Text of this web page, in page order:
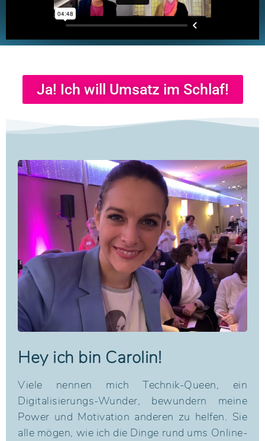
Ja! Ich will Umsatz im Schlaf!
Hey ich bin Carolin!
Viele nennen mich Technik-Queen, ein
Digitalisierungs-Wunder, bewundern meine
Power und Motivation anderen zu helfen. Sie
alle mögen, wie ich die Dinge rund ums Online-